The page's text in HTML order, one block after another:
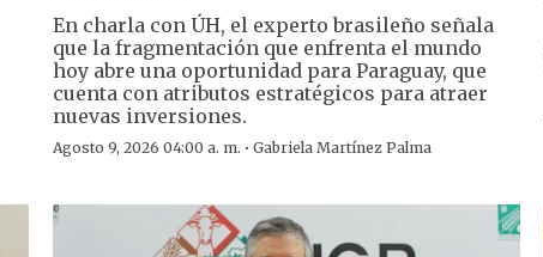
En charla con ÚH, el experto brasileño señala
que la fragmentación que enfrenta el mundo
hoy abre una oportunidad para Paraguay, que
cuenta con atributos estratégicos para atraer
nuevas inversiones.
Agosto 9, 2026 04:00 a. m. ·Gabriela Martínez Palma